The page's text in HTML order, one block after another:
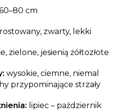
cm
zwarty, lekki
zielone, jesienią żółtozłote
wysokie, ciemne, niemal
przypominające strzały
lipiec – październik